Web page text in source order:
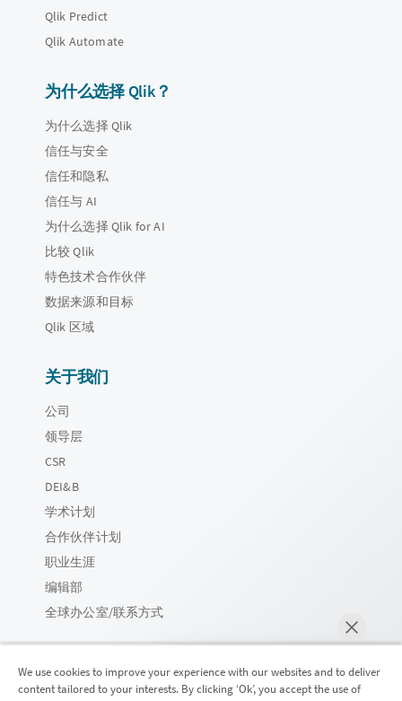
Qlik Predict
Qlik Automate
为什么选择 Qlik？
为什么选择 Qlik
信任与安全
信任和隐私
信任与 AI
为什么选择 Qlik for AI
比较 Qlik
特色技术合作伙伴
数据来源和目标
Qlik 区域
关于我们
公司
领导层
CSR
DEI&B
学术计划
合作伙伴计划
职业生涯
编辑部
全球办公室/联系方式
We use cookies to improve your experience with our websites and to deliver
content tailored to your interests. By clicking ‘Ok’, you accept the use of